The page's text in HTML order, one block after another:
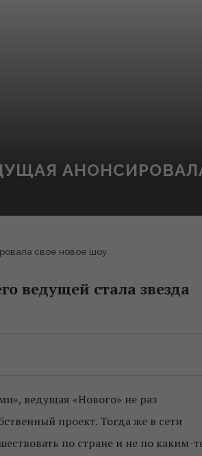
свое новое шоу
ведущей стала звезда
ведущая «Нового» не раз
проект. Тогда же в сети
по стране и не по каким-